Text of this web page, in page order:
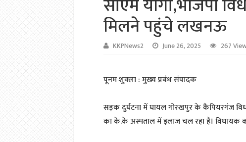
मिलने पहुंचे लखनऊ
KKPNews2 June 26, 2025 267
पूनम शुक्ला : मुख्य प्रबंध संपादक
सड़क दुर्घटना में घायल गोरखपुर के कैंपियरगंज
का के.के अस्पताल में इलाज चल रहा है। विधायक